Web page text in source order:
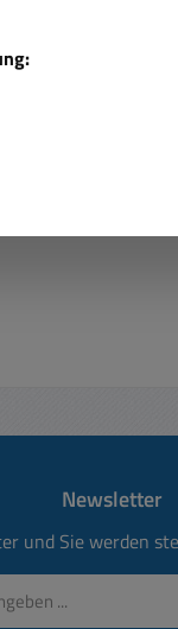
8,
6914D,
Newsletter
und Sie werden